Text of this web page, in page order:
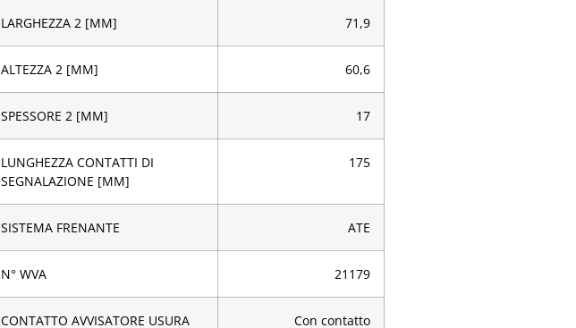
LARGHEZZA 2 [MM] 71,9
ALTEZZA 2 [MM] 60,6
SPESSORE 2 [MM] 17
LUNGHEZZA CONTATTI DI
SEGNALAZIONE [MM]
175
SISTEMA FRENANTE ATE
N° WVA 21179
CONTATTO AVVISATORE USURA
Con contatto